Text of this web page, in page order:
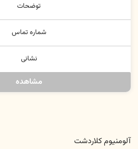
توضحات
شماره تماس
نشانی
مشاهده
آلومنیوم کلاردشت